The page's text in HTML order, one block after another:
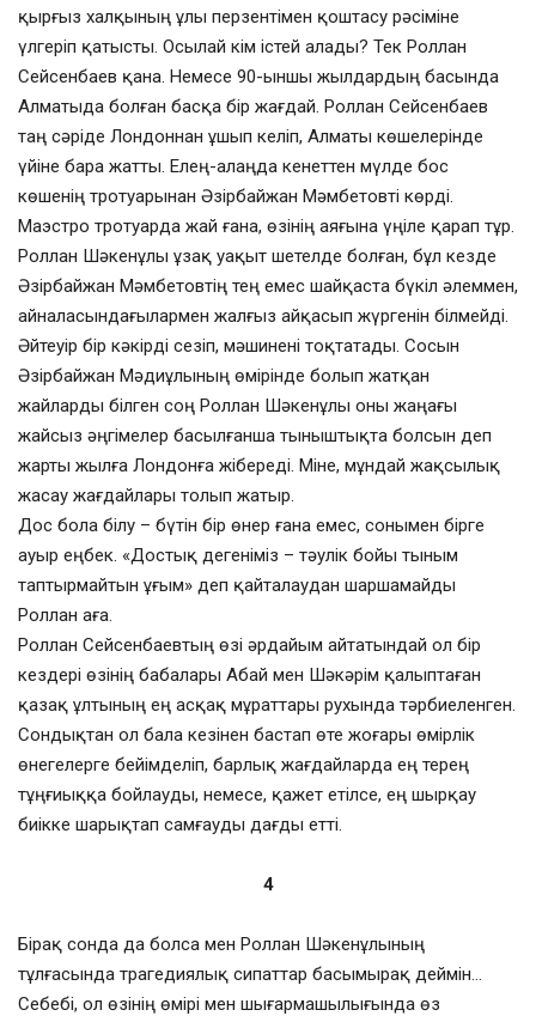
қырғыз халқының ұлы перзентімен қоштасу рәсіміне
үлгеріп қатысты. Осылай кім істей алады? Тек Роллан
Сейсенбаев қана. Немесе 90-ыншы жылдардың басында
Алматыда болған басқа бір жағдай. Роллан Сейсенбаев
таң сәріде Лондоннан ұшып келіп, Алматы көшелерінде
үйіне бара жатты. Елең-алаңда кенеттен мүлде бос
көшенің тротуарынан Әзірбайжан Мәмбетовті көрді.
Маэстро тротуарда жай ғана, өзінің аяғына үңіле қарап тұр.
Роллан Шәкенұлы ұзақ уақыт шетелде болған, бұл кезде
Әзірбайжан Мәмбетовтің тең емес шайқаста бүкіл әлеммен,
айналасындағылармен жалғыз айқасып жүргенін білмейді.
Әйтеуір бір кәкірді сезіп, мәшинені тоқтатады. Сосын
Әзірбайжан Мәдиұлының өмірінде болып жатқан
жайларды білген соң Роллан Шәкенұлы оны жаңағы
жайсыз әңгімелер басылғанша тыныштықта болсын деп
жарты жылға Лондонға жібереді. Міне, мұндай жақсылық
жасау жағдайлары толып жатыр.
Дос бола білу – бүтін бір өнер ғана емес, сонымен бірге
ауыр еңбек. «Достық дегеніміз – тәулік бойы тыным
таптырмайтын ұғым» деп қайталаудан шаршамайды
Роллан аға.
Роллан Сейсенбаевтың өзі әрдайым айтатындай ол бір
кездері өзінің бабалары Абай мен Шәкәрім қалыптаған
қазақ ұлтының ең асқақ мұраттары рухында тәрбиеленген.
Сондықтан ол бала кезінен бастап өте жоғары өмірлік
өнегелерге бейімделіп, барлық жағдайларда ең терең
тұңғиыққа бойлауды, немесе, қажет етілсе, ең шырқау
биікке шарықтап самғауды дағды етті.
4
Бірақ сонда да болса мен Роллан Шәкенұлының
тұлғасында трагедия­лық сипаттар басымырақ деймін…
Себебі, ол өзінің өмірі мен шығармашылы­ғында өз